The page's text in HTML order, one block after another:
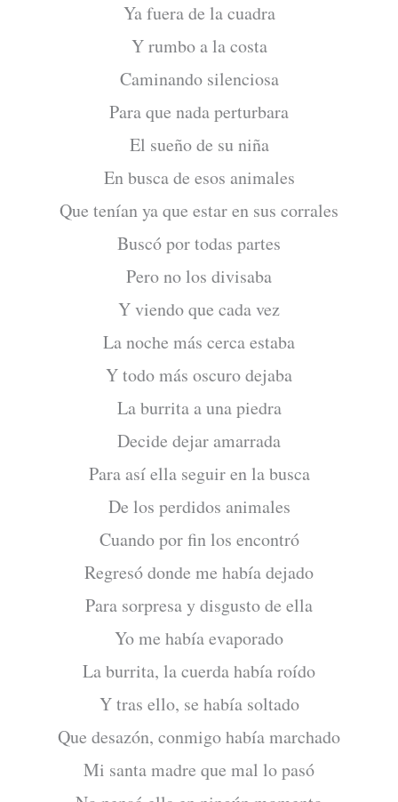
Ya fuera de la cuadra
Y rumbo a la costa
Caminando silenciosa
Para que nada perturbara
El sueño de su niña
En busca de esos animales
Que tenían ya que estar en sus corrales
Buscó por todas partes
Pero no los divisaba
Y viendo que cada vez
La noche más cerca estaba
Y todo más oscuro dejaba
La burrita a una piedra
Decide dejar amarrada
Para así ella seguir en la busca
De los perdidos animales
Cuando por fin los encontró
Regresó donde me había dejado
Para sorpresa y disgusto de ella
Yo me había evaporado
La burrita, la cuerda había roído
Y tras ello, se había soltado
Que desazón, conmigo había marchado
Mi santa madre que mal lo pasó